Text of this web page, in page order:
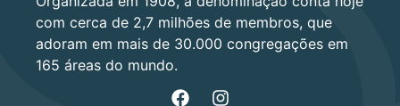
com cerca de 2,7 milhões de membros, que
adoram em mais de 30.000 congregações em
165 áreas do mundo.